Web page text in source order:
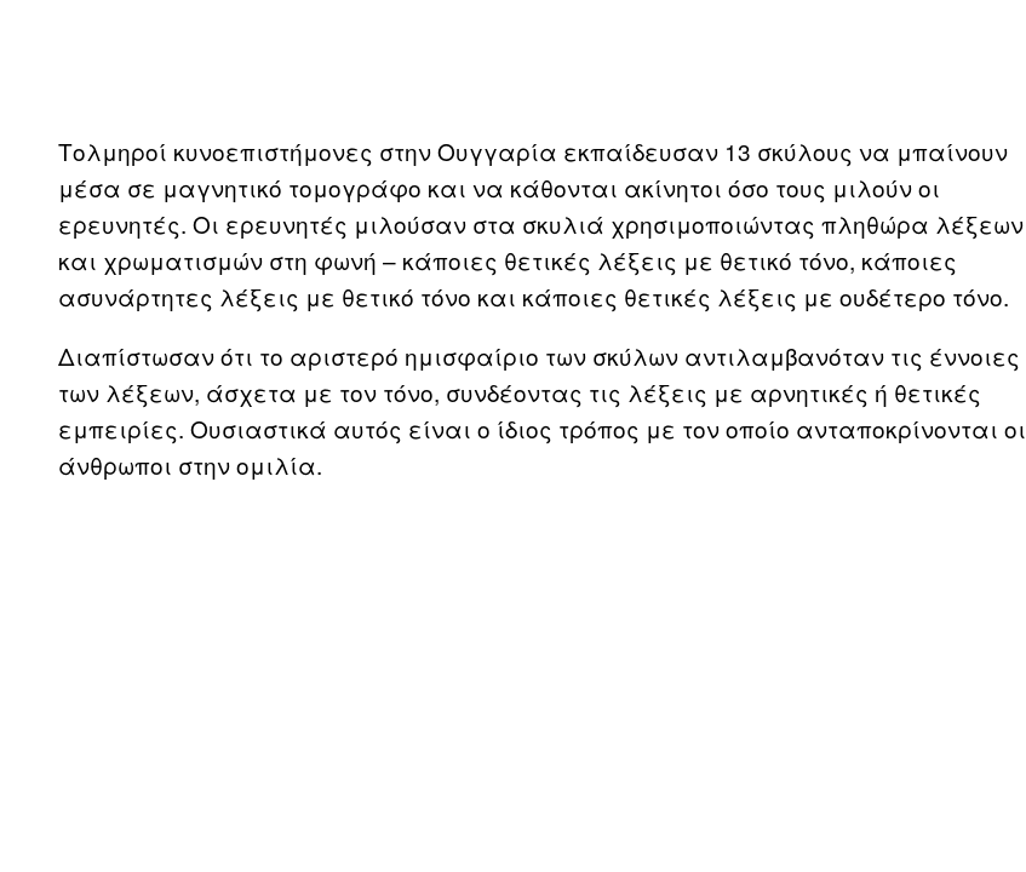
Τολμηροί κυνοεπιστήμονες στην Ουγγαρία εκπαίδευσαν 13 σκύλους να μπαίνουν
μέσα σε μαγνητικό τομογράφο και να κάθονται ακίνητοι όσο τους μιλούν οι
ερευνητές. Οι ερευνητές μιλούσαν στα σκυλιά χρησιμοποιώντας πληθώρα λέξεων
και χρωματισμών στη φωνή – κάποιες θετικές λέξεις με θετικό τόνο, κάποιες
ασυνάρτητες λέξεις με θετικό τόνο και κάποιες θετικές λέξεις με ουδέτερο τόνο.
Διαπίστωσαν ότι το αριστερό ημισφαίριο των σκύλων αντιλαμβανόταν τις έννοιες
των λέξεων, άσχετα με τον τόνο, συνδέοντας τις λέξεις με αρνητικές ή θετικές
εμπειρίες. Ουσιαστικά αυτός είναι ο ίδιος τρόπος με τον οποίο ανταποκρίνονται οι
άνθρωποι στην ομιλία.